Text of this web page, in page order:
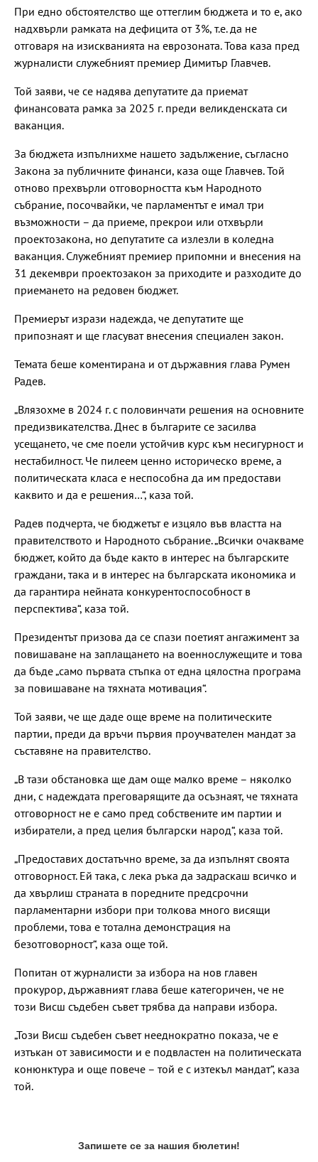
При едно обстоятелство ще оттеглим бюджета и то е, ако
надхвърли рамката на дефицита от 3%, т.е. да не
отговаря на изискванията на еврозоната. Това каза пред
журналисти служебният премиер Димитър Главчев.
Той заяви, че се надява депутатите да приемат
финансовата рамка за 2025 г. преди великденската си
ваканция.
За бюджета изпълнихме нашето задължение, съгласно
Закона за публичните финанси, каза още Главчев. Той
отново прехвърли отговорността към Народното
събрание, посочвайки, че парламентът е имал три
възможности – да приеме, прекрои или отхвърли
проектозакона, но депутатите са излезли в коледна
ваканция. Служебният премиер припомни и внесения на
31 декември проектозакон за приходите и разходите до
приемането на редовен бюджет.
Премиерът изрази надежда, че депутатите ще
припознаят и ще гласуват внесения специален закон.
Темата беше коментирана и от държавния глава Румен
Радев.
„Влязохме в 2024 г. с половинчати решения на основните
предизвикателства. Днес в българите се засилва
усещането, че сме поели устойчив курс към несигурност и
нестабилност. Че пилеем ценно историческо време, а
политическата класа е неспособна да им предостави
каквито и да е решения…“, каза той.
Радев подчерта, че бюджетът е изцяло във властта на
правителството и Народното събрание. „Всички очакваме
бюджет, който да бъде както в интерес на българските
граждани, така и в интерес на българската икономика и
да гарантира нейната конкурентоспособност в
перспектива“, каза той.
Президентът призова да се спази поетият ангажимент за
повишаване на заплащането на военнослужещите и това
да бъде „само първата стъпка от една цялостна програма
за повишаване на тяхната мотивация“.
Той заяви, че ще даде още време на политическите
партии, преди да връчи първия проучвателен мандат за
съставяне на правителство.
„В тази обстановка ще дам още малко време – няколко
дни, с надеждата преговарящите да осъзнаят, че тяхната
отговорност не е само пред собствените им партии и
избиратели, а пред целия български народ“, каза той.
„Предоставих достатъчно време, за да изпълнят своята
отговорност. Ей така, с лека ръка да задраскаш всичко и
да хвърлиш страната в поредните предсрочни
парламентарни избори при толкова много висящи
проблеми, това е тотална демонстрация на
безотговорност“, каза още той.
Попитан от журналисти за избора на нов главен
прокурор, държавният глава беше категоричен, че не
този Висш съдебен съвет трябва да направи избора.
„Този Висш съдебен съвет нееднократно показа, че е
изтъкан от зависимости и е подвластен на политическата
конюнктура и още повече – той е с изтекъл мандат“, каза
той.